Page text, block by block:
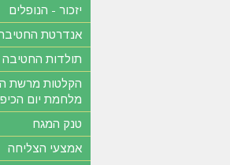
יזכור - הנופלים
אנדרטת
תולדות החטיבה
הקלטות מרשת
מלחמת יום
טנק המגח
אמצעי הצליחה